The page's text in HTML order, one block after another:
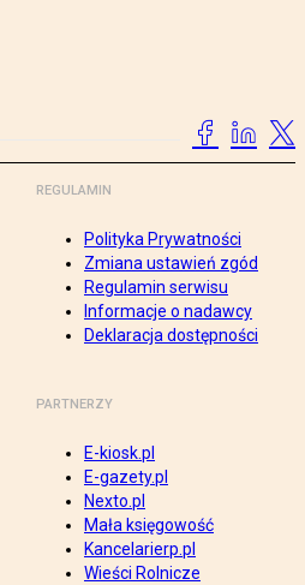
REGULAMIN
Polityka Prywatności
Zmiana ustawień zgód
Regulamin serwisu
Informacje o nadawcy
Deklaracja dostępności
PARTNERZY
E-kiosk.pl
E-gazety.pl
Nexto.pl
Mała księgowość
Kancelarierp.pl
Wieści Rolnicze